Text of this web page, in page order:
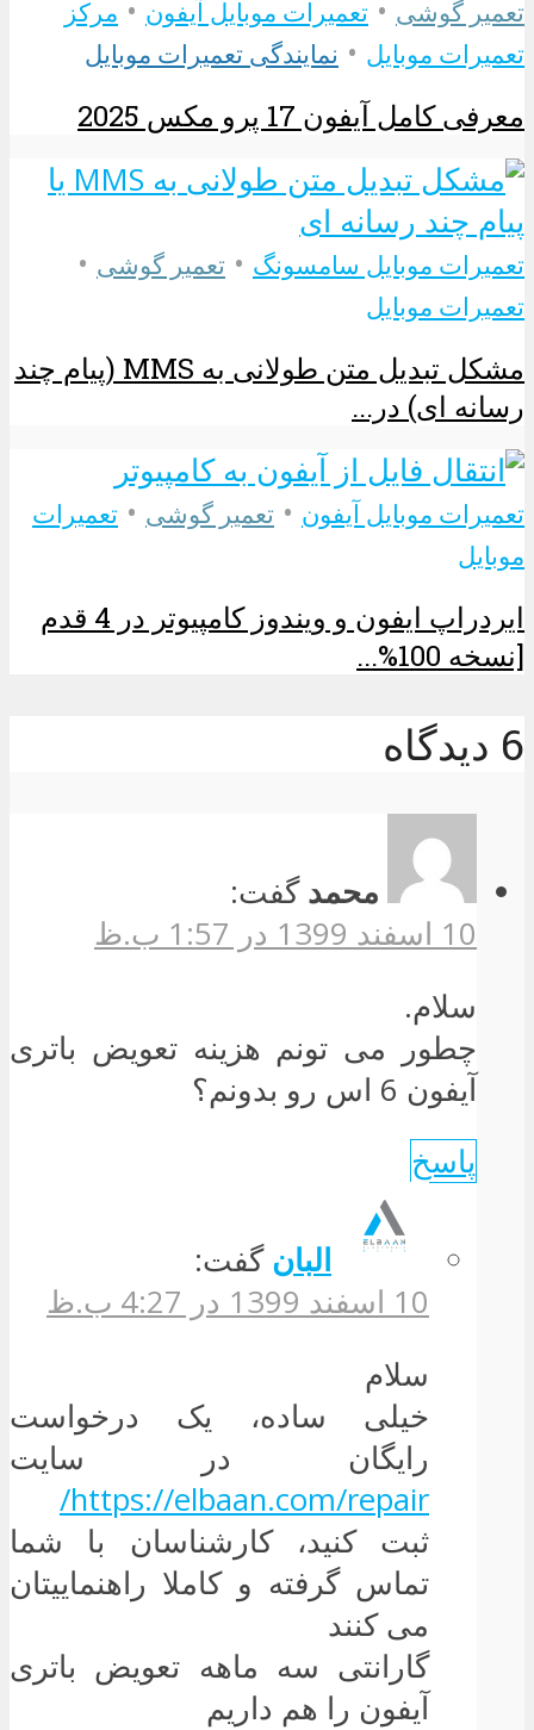
تعمیر گوشی • تعمیرات موبایل آیفون • مرکز
تعمیرات موبایل • نمایندگی تعمیرات موبایل
معرفی کامل آیفون 17 پرو مکس 2025
تعمیرات موبایل سامسونگ • تعمیر گوشی •
تعمیرات موبایل
مشکل تبدیل متن طولانی به MMS (پیام چند
رسانه ای) در...
تعمیرات موبایل آیفون • تعمیر گوشی • تعمیرات
موبایل
ایردراپ ایفون و ویندوز کامپیوتر در 4 قدم
[نسخه 100%...
6 دیدگاه
محمد گفت:
10 اسفند 1399 در 1:57 ب.ظ
سلام.
چطور می تونم هزینه تعویض باتری
آیفون 6 اس رو بدونم؟
پاسخ
البان گفت:
10 اسفند 1399 در 4:27 ب.ظ
سلام
خیلی ساده، یک درخواست
رایگان در سایت
https://elbaan.com/repair/
ثبت کنید، کارشناسان با شما
تماس گرفته و کاملا راهنماییتان
می کنند
گارانتی سه ماهه تعویض باتری
آیفون را هم داریم